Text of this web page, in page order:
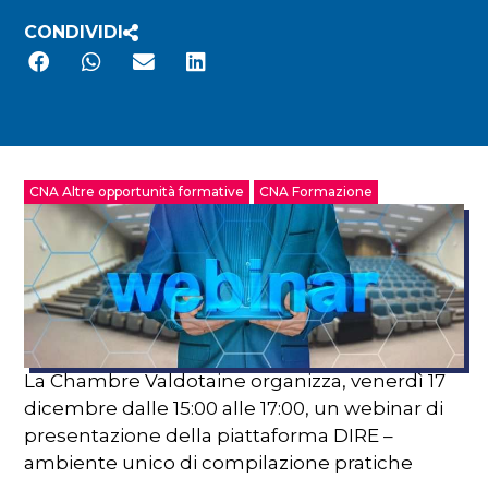
CONDIVIDI
CNA Altre opportunità formative CNA Formazione
La Chambre Valdotaine organizza, venerdì 17
dicembre dalle 15:00 alle 17:00, un webinar di
presentazione della piattaforma DIRE –
ambiente unico di compilazione pratiche